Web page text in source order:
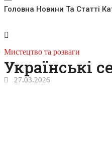
Головна Новини Та Статті
Мистецтво та розваги
Українські
27.03.2026